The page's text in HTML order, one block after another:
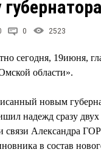
0 2523
сегодня, 19июня,
области».
новым
надежд сразу
связи Александра
в состав